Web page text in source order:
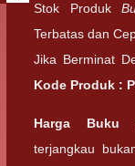
Stok Produk
Terbatas dan
Jika Berminat
Kode Produk :
Harga Buku
terjangkau